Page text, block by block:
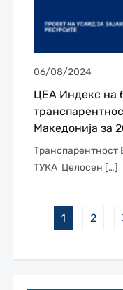
06/08/2024
ЦЕА Индекс на
Македонија за
Транспарентност
ТУКА Целосен […]
1 2